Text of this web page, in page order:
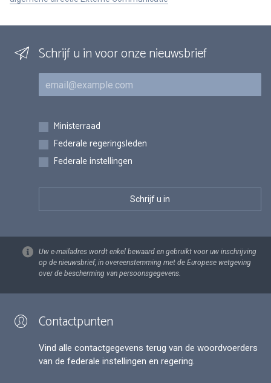
Schrijf u in voor onze nieuwsbrief
E-mail
Inschrijvingen
Ministerraad
Federale regeringsleden
Federale instellingen
Uw e-mailadres wordt enkel bewaard en gebruikt voor uw inschrijving
op de nieuwsbrief, in overeenstemming met de Europese wetgeving
over de bescherming van persoonsgegevens.
Contactpunten
Vind alle contactgegevens terug van de woordvoerders
van de federale instellingen en regering.